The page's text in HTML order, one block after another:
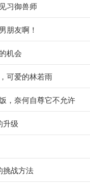
习御兽师
朋友啊！
机会
可爱的林若雨
，奈何自尊它不允许
升级
挑战方法